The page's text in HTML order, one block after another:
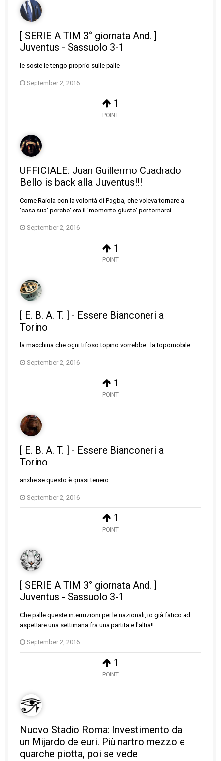
1
POINT
[ SERIE A TIM 3° giornata And. ]
Juventus - Sassuolo 3-1
le soste le tengo proprio sulle palle
September 2, 2016
1
POINT
UFFICIALE: Juan Guillermo Cuadrado
Bello is back alla Juventus!!!
Come Raiola con la volontà di Pogba, che voleva tornare a
'casa sua' perche' era il 'momento giusto' per tornarci...
September 2, 2016
1
POINT
[ E. B. A. T. ] - Essere Bianconeri a
Torino
la macchina che ogni tifoso topino vorrebbe.. la topomobile
September 2, 2016
1
POINT
[ E. B. A. T. ] - Essere Bianconeri a
Torino
anxhe se questo è quasi tenero
September 2, 2016
1
POINT
[ SERIE A TIM 3° giornata And. ]
Juventus - Sassuolo 3-1
Che palle queste interruzioni per le nazionali, io già fatico ad
aspettare una settimana fra una partita e l'altra!!
September 2, 2016
Nuovo Stadio Roma: Investimento da
un Mijardo de euri. Più nartro mezzo e
quarche piotta, poi se vede